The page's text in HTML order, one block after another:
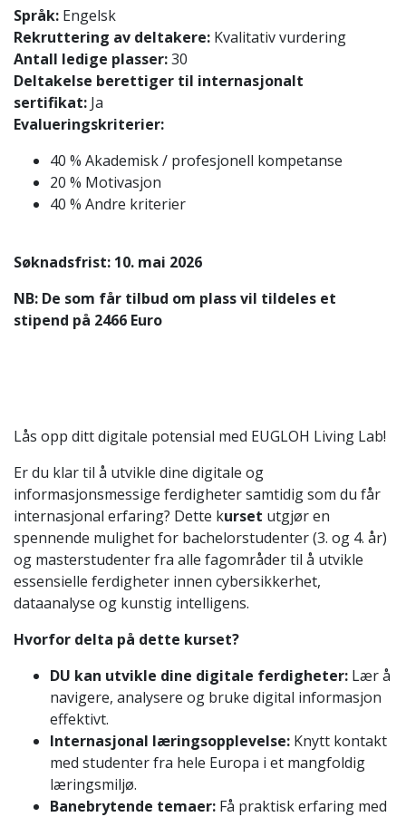
Språk: Engelsk
Rekruttering av deltakere: Kvalitativ vurdering
Antall ledige plasser:30
Deltakelse berettiger til internasjonalt
sertifikat: Ja
Evalueringskriterier:
40 % Akademisk / profesjonell kompetanse
20 % Motivasjon
40 % Andre kriterier
Søknadsfrist: 10. mai 2026
NB: De som får tilbud om plass vil tildeles et
stipend på 2466 Euro
Lås opp ditt digitale potensial med EUGLOH Living Lab!
Er du klar til å utvikle dine digitale og
informasjonsmessige ferdigheter samtidig som du får
internasjonal erfaring? Dette kurset utgjør en
spennende mulighet for bachelorstudenter (3. og 4. år)
og masterstudenter fra alle fagområder til å utvikle
essensielle ferdigheter innen cybersikkerhet,
dataanalyse og kunstig intelligens.
Hvorfor delta på dette kurset?
DU kan utvikle dine digitale ferdigheter: Lær å
navigere, analysere og bruke digital informasjon
effektivt.
Internasjonal læringsopplevelse: Knytt kontakt
med studenter fra hele Europa i et mangfoldig
læringsmiljø.
Banebrytende temaer: Få praktisk erfaring med